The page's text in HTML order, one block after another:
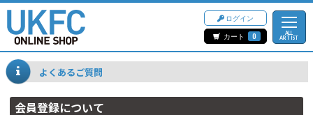
ログイン
カート
0
ALL
ARTIST
よくあるご質問
会員登録について